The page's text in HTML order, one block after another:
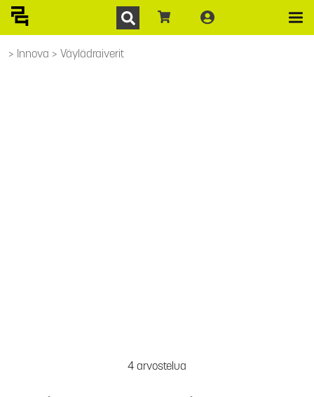
Innova Väylädraiverit
4 arvostelua